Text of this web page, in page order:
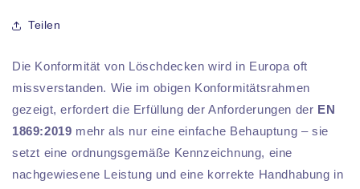
Teilen
Die Konformität von Löschdecken wird in Europa oft
missverstanden. Wie im obigen Konformitätsrahmen
gezeigt, erfordert die Erfüllung der Anforderungen der EN
1869:2019 mehr als nur eine einfache Behauptung – sie
setzt eine ordnungsgemäße Kennzeichnung, eine
nachgewiesene Leistung und eine korrekte Handhabung in